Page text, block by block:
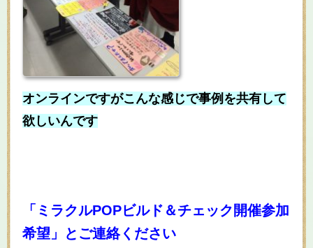
オンラインですがこんな感じで事例を共有して
欲しいんです
「ミラクルPOPビルド＆チェック開催参加
希望」とご連絡ください